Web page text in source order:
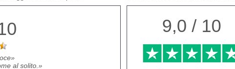
al solito.
9,0 / 10